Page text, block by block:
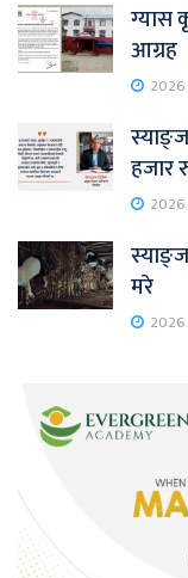
ग्यास
आग्रह
2026
हजार
2026
मरे
2026